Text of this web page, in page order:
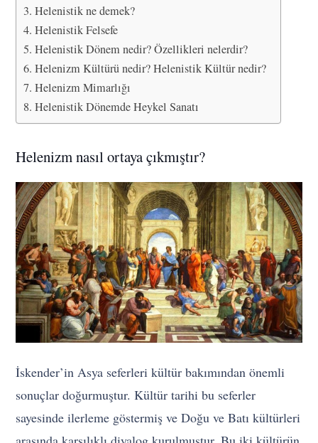
Helenistik ne demek?
Helenistik Felsefe
Helenistik Dönem nedir? Özellikleri nelerdir?
Helenizm Kültürü nedir? Helenistik Kültür nedir?
Helenizm Mimarlığı
Helenistik Dönemde Heykel Sanatı
Helenizm nasıl ortaya çıkmıştır?
İskender’in Asya seferleri kültür bakımından önemli
sonuçlar doğurmuştur. Kültür tarihi bu seferler
sayesinde ilerleme göstermiş ve Doğu ve Batı kültürleri